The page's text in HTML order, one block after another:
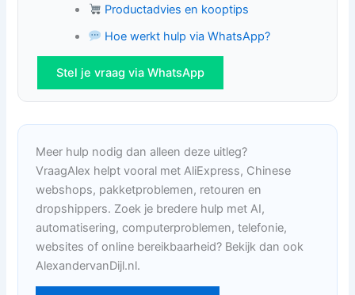
Productadvies en kooptips
Hoe werkt hulp via WhatsApp?
Stel je vraag via WhatsApp
Meer hulp nodig dan alleen deze uitleg?
VraagAlex helpt vooral met AliExpress, Chinese
webshops, pakketproblemen, retouren en
dropshippers. Zoek je bredere hulp met AI,
automatisering, computerproblemen, telefonie,
websites of online bereikbaarheid? Bekijk dan ook
AlexandervanDijl.nl.